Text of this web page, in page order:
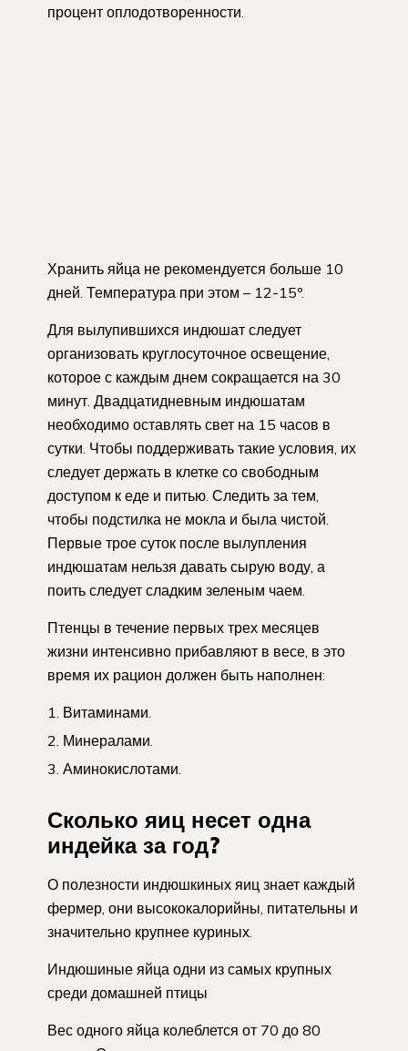
процент оплодотворенности.
Хранить яйца не рекомендуется больше 10
дней. Температура при этом – 12-15º.
Для вылупившихся индюшат следует
организовать круглосуточное освещение,
которое с каждым днем сокращается на 30
минут. Двадцатидневным индюшатам
необходимо оставлять свет на 15 часов в
сутки. Чтобы поддерживать такие условия, их
следует держать в клетке со свободным
доступом к еде и питью. Следить за тем,
чтобы подстилка не мокла и была чистой.
Первые трое суток после вылупления
индюшатам нельзя давать сырую воду, а
поить следует сладким зеленым чаем.
Птенцы в течение первых трех месяцев
жизни интенсивно прибавляют в весе, в это
время их рацион должен быть наполнен:
Витаминами.
Минералами.
Аминокислотами.
Сколько яиц несет одна
индейка за год?
О полезности индюшкиных яиц знает каждый
фермер, они высококалорийны, питательны и
значительно крупнее куриных.
Индюшиные яйца одни из самых крупных
среди домашней птицы
Вес одного яйца колеблется от 70 до 80